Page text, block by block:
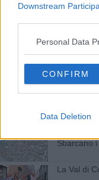
Downstream
Personal Data
CONFIRM
Data Deletion
Voucher,
Ecco
Ecco i
Sbarcano
La Val di